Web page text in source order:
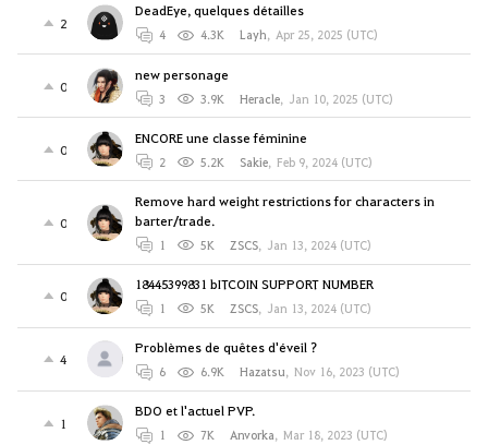
2
DeadEye, quelques détailles
4 4.3K Layh, Apr 25, 2025 (UTC)
0
new personage
3 3.9K Heracle, Jan 10, 2025 (UTC)
0
ENCORE une classe féminine
2 5.2K Sakie, Feb 9, 2024 (UTC)
0
Remove hard weight restrictions for characters in
barter/trade.
1 5K ZSCS, Jan 13, 2024 (UTC)
0
18445399831 bITCOIN SUPPORT NUMBER
1 5K ZSCS, Jan 13, 2024 (UTC)
4
Problèmes de quêtes d'éveil ?
6 6.9K Hazatsu, Nov 16, 2023 (UTC)
1
BDO et l'actuel PVP.
1 7K Anvorka, Mar 18, 2023 (UTC)